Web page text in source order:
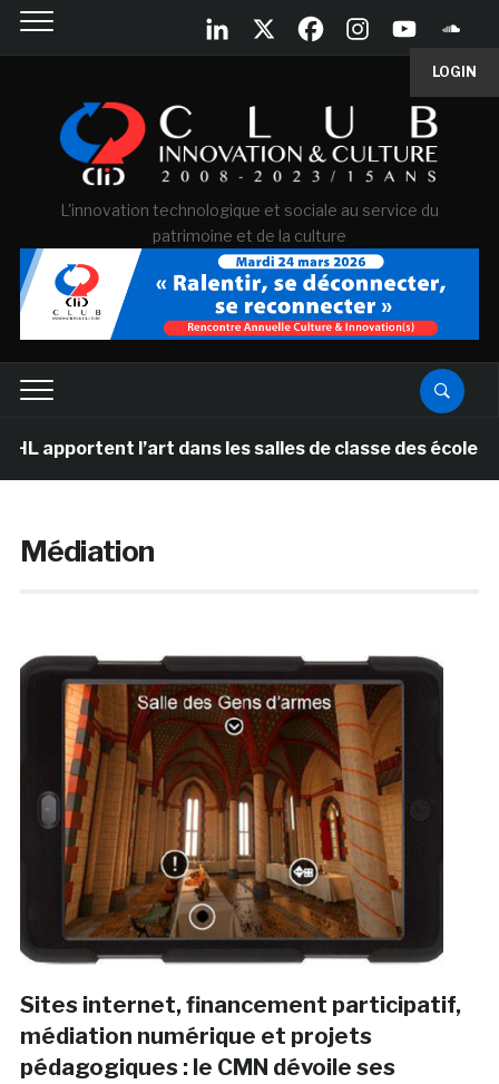
LOGIN
L'innovation technologique et sociale au service du
patrimoine et de la culture
l’art dans les salles de classe des écoles
Médiation
Sites internet, financement participatif,
médiation numérique et projets
pédagogiques : le CMN dévoile ses